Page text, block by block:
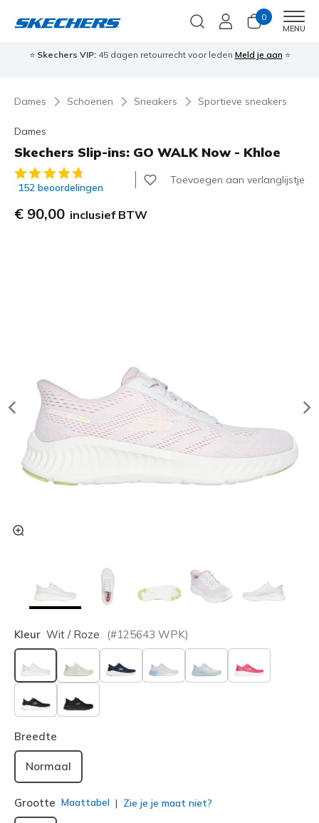
0
MENU
⭐ Skechers VIP:45 dagen retourrecht voor leden Meld je aan ⭐
Dames Schoenen Sneakers Sportieve sneakers
Dames
Skechers Slip-ins: GO WALK Now - Khloe
3,7 van de 5 klantbeoordelingen
152 beoordelingen
Toevoegen aan verlanglijstje
€ 90,00 inclusief BTW
Kleur Wit / Roze (#125643 WPK)
geselecteerd
Breedte
Normaal
Grootte Maattabel Zie je je maat niet?